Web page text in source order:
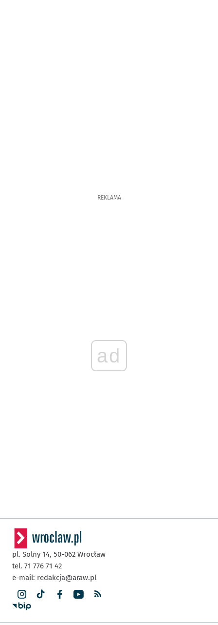
REKLAMA
ad
pl. Solny 14, 50-062 Wrocław
tel. 71 776 71 42
e-mail: redakcja@araw.pl